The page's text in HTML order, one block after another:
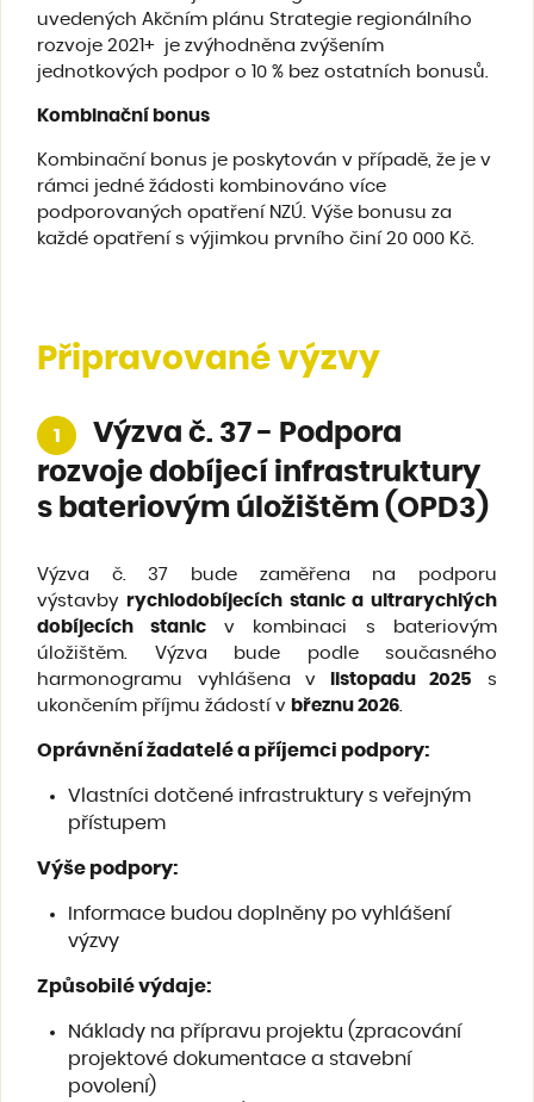
uvedených Akčním plánu Strategie regionálního
rozvoje 2021+ je zvýhodněna zvýšením
jednotkových podpor o 10 % bez ostatních bonusů.
Kombinační bonus
Kombinační bonus je poskytován v případě, že je v
rámci jedné žádosti kombinováno více
podporovaných opatření NZÚ. Výše bonusu za
každé opatření s výjimkou prvního činí 20 000 Kč.
Připravované výzvy
1
Výzva č. 37 - Podpora
rozvoje dobíjecí infrastruktury
s bateriovým úložištěm (OPD3)
Výzva č. 37 bude zaměřena na podporu
výstavby rychlodobíjecích stanic a ultrarychlých
dobíjecích stanic v kombinaci s bateriovým
úložištěm. Výzva bude podle současného
harmonogramu vyhlášena v listopadu 2025 s
ukončením příjmu žádostí v březnu 2026
Oprávnění žadatelé a příjemci podpory:
Vlastníci dotčené infrastruktury s veřejným
přístupem
Výše podpory:
Informace budou doplněny po vyhlášení
výzvy
Způsobilé výdaje:
Náklady na přípravu projektu (zpracování
projektové dokumentace a stavební
povolení)